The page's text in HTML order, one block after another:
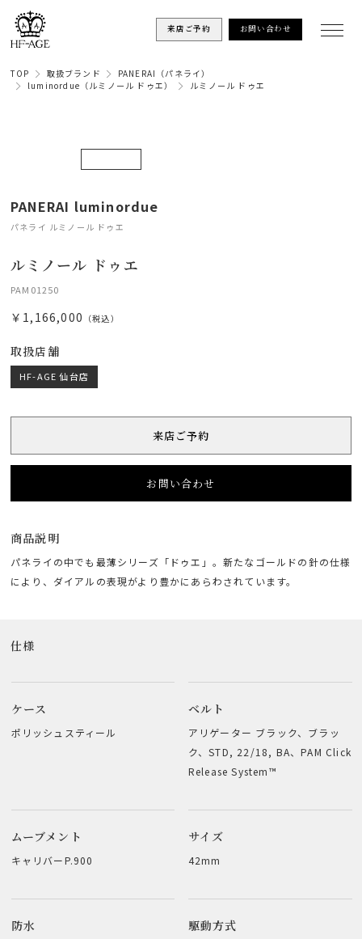
来店ご予約 お問い合わせ
TOP 取扱ブランド
PANERAI（パネライ）
luminordue（ルミノール ドゥエ）
ルミノール ドゥエ
PANERAI luminordue
パネライ ルミノール ドゥエ
ルミノール ドゥエ
PAM01250
￥1,166,000 （税込）
取扱店舗
HF-AGE 仙台店
来店ご予約
お問い合わせ
商品説明
パネライの中でも最薄シリーズ「ドゥエ」。新たなゴールドの針の仕様
により、ダイアルの表現がより豊かにあらわされています。
仕様
ケース
ポリッシュスティール
ベルト
アリゲーター ブラック、ブラッ
ク、STD, 22/18, BA、PAM Click
Release System™
ムーブメント
キャリバーP.900
サイズ
42mm
防水 駆動方式